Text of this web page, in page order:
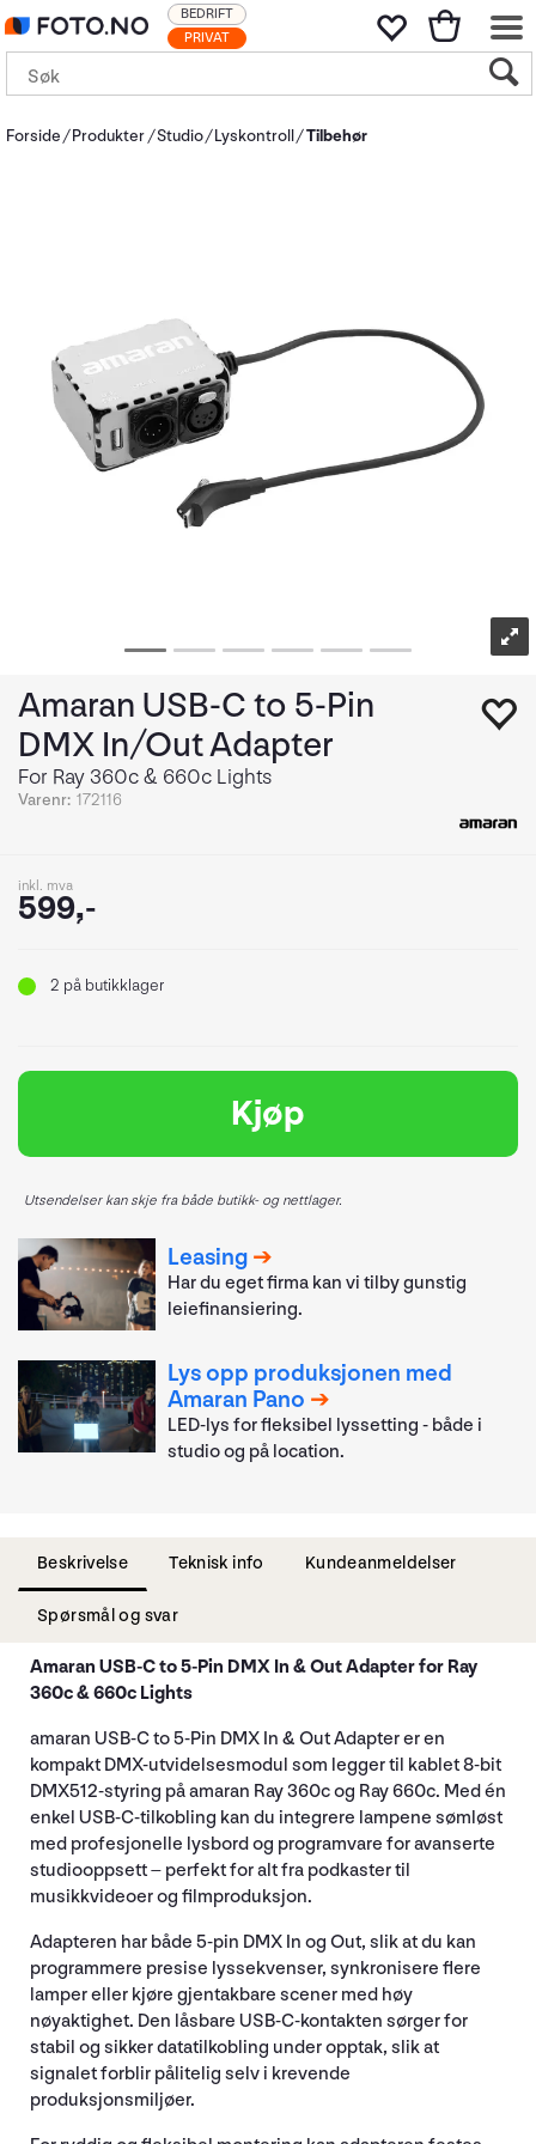
PRIVAT
BEDRIFT
Forside Produkter Studio Lyskontroll Tilbehør
Amaran USB-C to 5-Pin
DMX In/Out Adapter
For Ray 360c & 660c Lights
Varenr: 172116
inkl. mva
599,-
2 på butikklager
Kjøp
Utsendelser kan skje fra både butikk- og nettlager.
Leasing
Har du eget firma kan vi tilby gunstig
leiefinansiering.
Lys opp produksjonen med
Amaran Pano
LED-lys for fleksibel lyssetting - både i
studio og på location.
Beskrivelse Teknisk info Kundeanmeldelser
Spørsmål og svar
Amaran USB-C to 5-Pin DMX In & Out Adapter for Ray
360c & 660c Lights
amaran USB-C to 5-Pin DMX In & Out Adapter er en
kompakt DMX-utvidelsesmodul som legger til kablet 8-bit
DMX512-styring på amaran Ray 360c og Ray 660c. Med én
enkel USB-C-tilkobling kan du integrere lampene sømløst
med profesjonelle lysbord og programvare for avanserte
studiooppsett – perfekt for alt fra podkaster til
musikkvideoer og filmproduksjon.
Adapteren har både 5-pin DMX In og Out, slik at du kan
programmere presise lyssekvenser, synkronisere flere
lamper eller kjøre gjentakbare scener med høy
nøyaktighet. Den låsbare USB-C-kontakten sørger for
stabil og sikker datatilkobling under opptak, slik at
signalet forblir pålitelig selv i krevende
produksjonsmiljøer.